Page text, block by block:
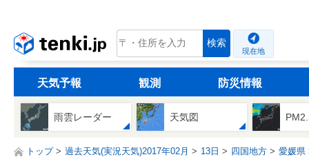
tenki.jp 検索
現在地
天気予報 観測 防災情報
雨雲レーダー 天気図
トップ 過去天気(実況天気)2017年02月 13日 四国地方 愛媛県